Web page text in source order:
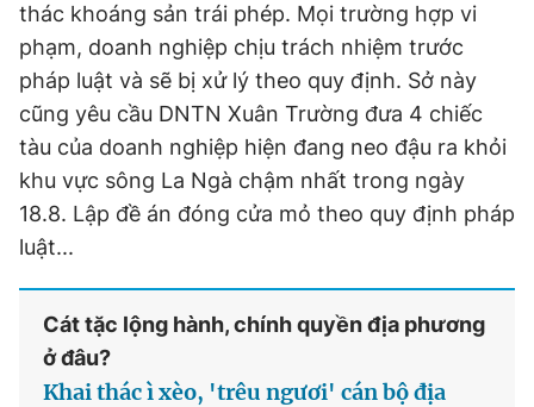
thác khoáng sản trái phép. Mọi trường hợp vi
phạm, doanh nghiệp chịu trách nhiệm trước
pháp luật và sẽ bị xử lý theo quy định. Sở này
cũng yêu cầu DNTN Xuân Trường đưa 4 chiếc
tàu của doanh nghiệp hiện đang neo đậu ra khỏi
khu vực sông La Ngà chậm nhất trong ngày
18.8. Lập đề án đóng cửa mỏ theo quy định pháp
luật...
Cát tặc lộng hành, chính quyền địa phương
ở đâu?
Khai thác ì xèo, 'trêu ngươi' cán bộ địa